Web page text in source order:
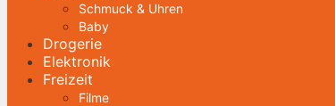
Schmuck & Uhren
Baby
Drogerie
Elektronik
Freizeit
Filme